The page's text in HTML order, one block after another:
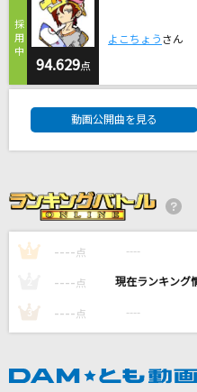
変わらないもの
会心の一撃
RADWIMPS
hazama
キミに100パーセント
きゃりーぱみゅぱみゅ
[生音]太陽がくれた季節
94.629点
よこちょう さん
動画公開曲を見る
1 ---- 点 ----
---- 点 ----
3 ---- 点 ----